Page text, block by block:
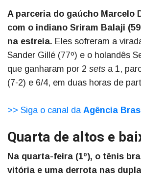
A parceria do gaúcho Marcelo
com o indiano Sriram Balaji
na estreia. Eles sofreram a
Sander Gillé (77º) e o holandês
que ganharam por 2 sets a 1,
(7-2) e 6/4, em duas horas de
>> Siga o canal da Agência
Quarta de altos e
Na quarta-feira (1º), o tênis
vitória e uma derrota nas